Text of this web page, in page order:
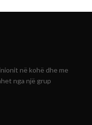
në kohë dhe me
nga një grup